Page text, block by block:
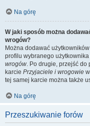
Na górę
W jaki sposób można
wrogów?
Można dodawać
profilu wybranego
wrogów. Po drugie, przejść do
karcie Przyjaciele i wrogowie
tej samej karcie można także
Na górę
Przeszukiwanie forów